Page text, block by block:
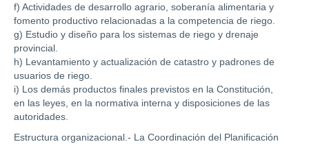
f) Actividades de desarrollo agrario, soberanía alimentaria y
fomento productivo relacionadas a la competencia de riego.
g) Estudio y diseño para los sistemas de riego y drenaje
provincial.
h) Levantamiento y actualización de catastro y padrones de
usuarios de riego.
i) Los demás productos finales previstos en la Constitución,
en las leyes, en la normativa interna y disposiciones de las
autoridades.
Estructura organizacional.- La Coordinación del Planificación